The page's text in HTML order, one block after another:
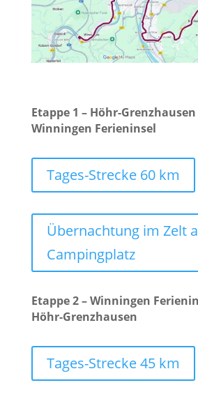
Etappe 1 – Höhr-
Winningen Ferieninsel
Tages-Strecke 60 km
Übernachtung im Zelt
Campingplatz
Etappe 2 – Winningen
Höhr-Grenzhausen
Tages-Strecke 45 km